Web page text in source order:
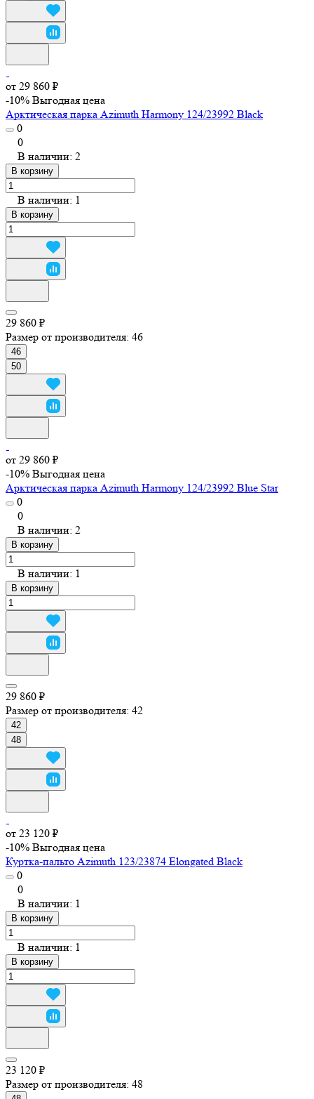
от 29 860 ₽
-10% Выгодная цена
Арктическая парка Azimuth Harmony 124/23992 Black
0
0
В наличии: 2
В корзину
В наличии: 1
В корзину
29 860 ₽
Размер от производителя: 46
46
50
от 29 860 ₽
-10% Выгодная цена
Арктическая парка Azimuth Harmony 124/23992 Blue Star
0
0
В наличии: 2
В корзину
В наличии: 1
В корзину
29 860 ₽
Размер от производителя: 42
42
48
от 23 120 ₽
-10% Выгодная цена
Куртка-пальто Azimuth 123/23874 Elongated Black
0
0
В наличии: 1
В корзину
В наличии: 1
В корзину
23 120 ₽
Размер от производителя: 48